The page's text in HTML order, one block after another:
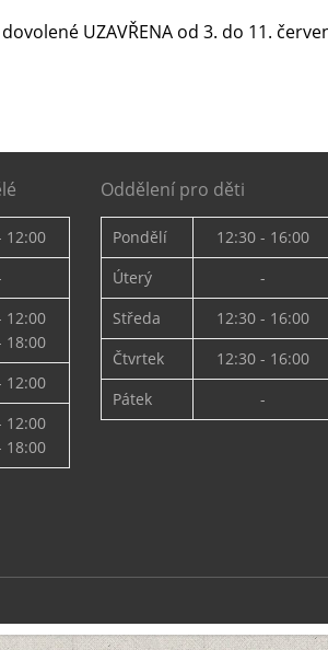
UZAVŘENA od 3. do 11.
12:00
12:00
18:00
12:00
12:00
18:00
Oddělení pro děti
Pondělí
12:30 - 16:00
Úterý
-
Středa
12:30 - 16:00
Čtvrtek
12:30 - 16:00
Pátek
-